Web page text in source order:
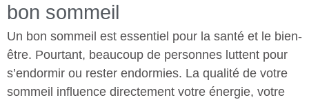
bon sommeil
Un bon sommeil est essentiel pour la santé et le bien-
être. Pourtant, beaucoup de personnes luttent pour
s’endormir ou rester endormies. La qualité de votre
sommeil influence directement votre énergie, votre